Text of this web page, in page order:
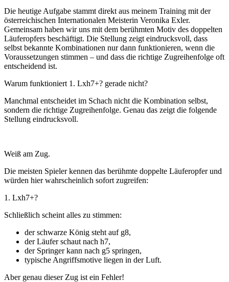
Die heutige Aufgabe stammt direkt aus meinem Training mit der
österreichischen Internationalen Meisterin Veronika Exler.
Gemeinsam haben wir uns mit dem berühmten Motiv des doppelten
Läuferopfers beschäftigt. Die Stellung zeigt eindrucksvoll, dass
selbst bekannte Kombinationen nur dann funktionieren, wenn die
Voraussetzungen stimmen – und dass die richtige Zugreihenfolge oft
entscheidend ist.
Warum funktioniert 1. Lxh7+? gerade nicht?
Manchmal entscheidet im Schach nicht die Kombination selbst,
sondern die richtige Zugreihenfolge. Genau das zeigt die folgende
Stellung eindrucksvoll.
Weiß am Zug.
Die meisten Spieler kennen das berühmte doppelte Läuferopfer und
würden hier wahrscheinlich sofort zugreifen:
1. Lxh7+?
Schließlich scheint alles zu stimmen:
der schwarze König steht auf g8,
der Läufer schaut nach h7,
der Springer kann nach g5 springen,
typische Angriffsmotive liegen in der Luft.
Aber genau dieser Zug ist ein Fehler!